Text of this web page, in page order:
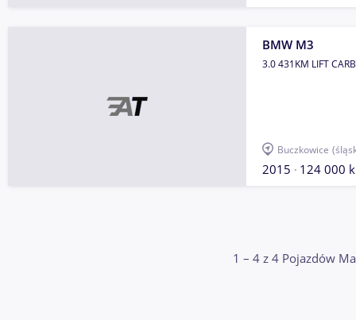
BMW M3
3.0 431KM LIFT
Buczkowice
2015 124 000
1 – 4 z 4 Pojazdów